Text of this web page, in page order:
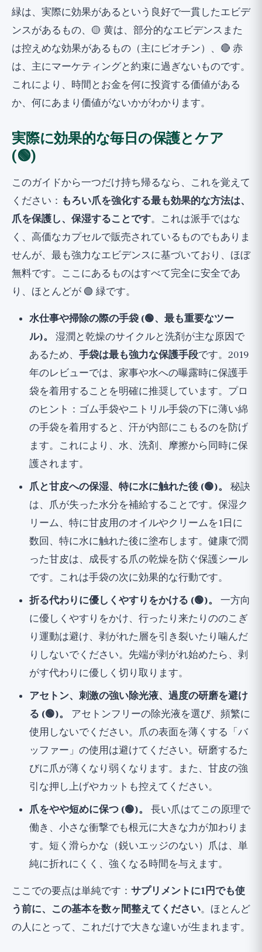
緑は、実際に効果があるという良好で一貫したエビデ
ンスがあるもの、🟡 黄は、部分的なエビデンスまた
は控えめな効果があるもの（主にビオチン）、🔴 赤
は、主にマーケティングと約束に過ぎないものです。
これにより、時間とお金を何に投資する価値がある
か、何にあまり価値がないかがわかります。
実際に効果的な毎日の保護とケア
(🟢)
このガイドから一つだけ持ち帰るなら、これを覚えて
ください： もろい爪を強化する最も効果的な方法は、
爪を保護し、保湿することです。これは派手ではな
く、高価なカプセルで販売されているものでもありま
せんが、最も強力なエビデンスに基づいており、ほぼ
無料です。ここにあるものはすべて完全に安全であ
り、ほとんどが 🟢 緑です。
水仕事や掃除の際の手袋 (🟢、最も重要なツー
ル)。
湿潤と乾燥のサイクルと洗剤が主な原因で
あるため、 手袋は最も強力な保護手段です。2019
年のレビューでは、家事や水への曝露時に保護手
袋を着用することを明確に推奨しています。プロ
のヒント：ゴム手袋やニトリル手袋の下に薄い綿
の手袋を着用すると、汗が内部にこもるのを防げ
ます。これにより、水、洗剤、摩擦から同時に保
護されます。
爪と甘皮への保湿、特に水に触れた後 (🟢)。
秘訣
は、爪が失った水分を補給することです。保湿ク
リーム、特に甘皮用のオイルやクリームを1日に
数回、特に水に触れた後に塗布します。健康で潤
った甘皮は、成長する爪の乾燥を防ぐ保護シール
です。これは手袋の次に効果的な行動です。
折る代わりに優しくやすりをかける (🟢)。
一方向
に優しくやすりをかけ、行ったり来たりののこぎ
り運動は避け、剥がれた層を引き裂いたり噛んだ
りしないでください。先端が剥がれ始めたら、剥
がす代わりに優しく切り取ります。
アセトン、刺激の強い除光液、過度の研磨を避け
る (🟢)。
アセトンフリーの除光液を選び、頻繁に
使用しないでください。爪の表面を薄くする「バ
ッファー」の使用は避けてください。研磨するた
びに爪が薄くなり弱くなります。また、甘皮の強
引な押し上げやカットも控えてください。
爪をやや短めに保つ (🟢)。
長い爪はてこの原理で
働き、小さな衝撃でも根元に大きな力が加わりま
す。短く滑らかな（鋭いエッジのない）爪は、単
純に折れにくく、強くなる時間を与えます。
ここでの要点は単純です： サプリメントに1円でも使
う前に、この基本を数ヶ間整えてください。ほとんど
の人にとって、これだけで大きな違いが生まれます。